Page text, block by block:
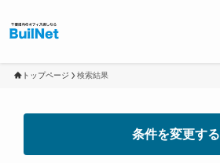
トップページ 検索結果
条件を変更する